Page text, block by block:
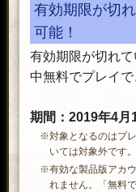
有効期限が切
可能！
有効期限が切れ
中無料でプレイで
期間：2019年4月
※対象となるのはプ
いては対象外です。
※有効な製品版アカ
れません。「無料